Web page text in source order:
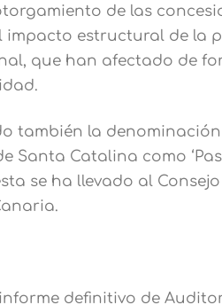
de las
impacto estructural de la
que han afectado de
también la
Santa Catalina como
se ha llevado al
definitivo de